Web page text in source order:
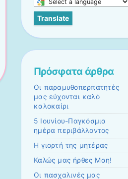
Select
a
language
to
page
Translate
Πρόσφατα άρθρα
Οι παραμυθοπερπατητές
μας εύχονται καλό
καλοκαίρι
5 Ιουνίου-Παγκόσμια
ημέρα περιβάλλοντος
Η γιορτή της μητέρας
Καλώς μας ήρθες Μαη!
Οι πασχαλινές μας